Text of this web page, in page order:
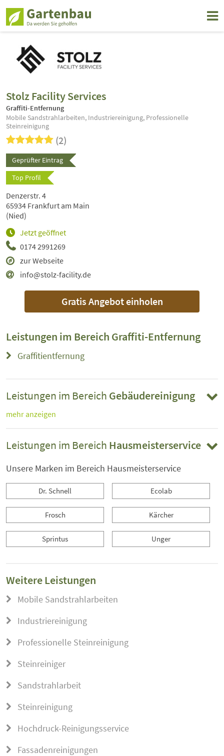
Stolz Facility Services
Graffiti-Entfernung
Mobile Sandstrahlarbeiten, Industriereinigung, Professionelle
Steinreinigung
(2)
Geprüfter Eintrag
Top Profil
0174 2991269
zur Webseite
info@stolz-facility.de
Jetzt geöffnet
Denzerstr. 4
65934 Frankfurt am Main
(Nied)
Gratis Angebot einholen
Leistungen im Bereich Graffiti-Entfernung
Graffitientfernung
Leistungen im Bereich Gebäudereinigung
mehr anzeigen
Leistungen im Bereich Hausmeisterservice
Unsere Marken im Bereich Hausmeisterservice
Dr. Schnell Ecolab
Frosch Kärcher
Sprintus Unger
Weitere Leistungen
Mobile Sandstrahlarbeiten
Industriereinigung
Professionelle Steinreinigung
Steinreiniger
Sandstrahlarbeit
Steinreinigung
Hochdruck-Reinigungsservice
Fassadenreinigungen